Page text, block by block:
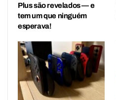
Plus são revelados — e
tem um que ninguém
esperava!